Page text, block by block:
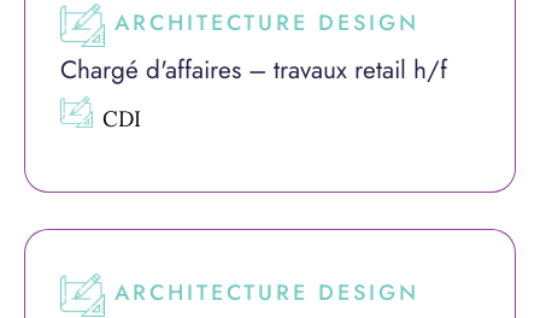
ARCHITECTURE DESIGN
Chargé d'affaires – travaux retail h/f
CDI
ARCHITECTURE DESIGN